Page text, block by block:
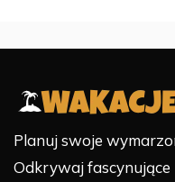
Planuj swoje
Odkrywaj